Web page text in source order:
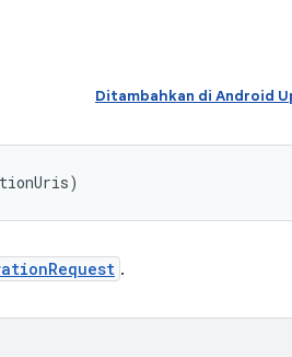
Ditambahkan di Android
.